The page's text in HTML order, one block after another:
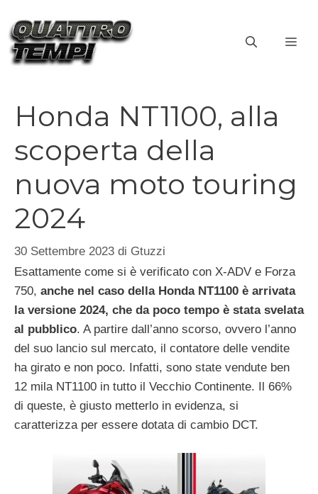
contenuto
Honda NT1100, alla
scoperta della
nuova moto touring
2024
30 Settembre 2023 di Gtuzzi
Esattamente come si è verificato con X-ADV e Forza
750, anche nel caso della Honda NT1100 è arrivata
la versione 2024, che da poco tempo è stata svelata
al pubblico. A partire dall’anno scorso, ovvero l’anno
del suo lancio sul mercato, il contatore delle vendite
ha girato e non poco. Infatti, sono state vendute ben
12 mila NT1100 in tutto il Vecchio Continente. Il 66%
di queste, è giusto metterlo in evidenza, si
caratterizza per essere dotata di cambio DCT.